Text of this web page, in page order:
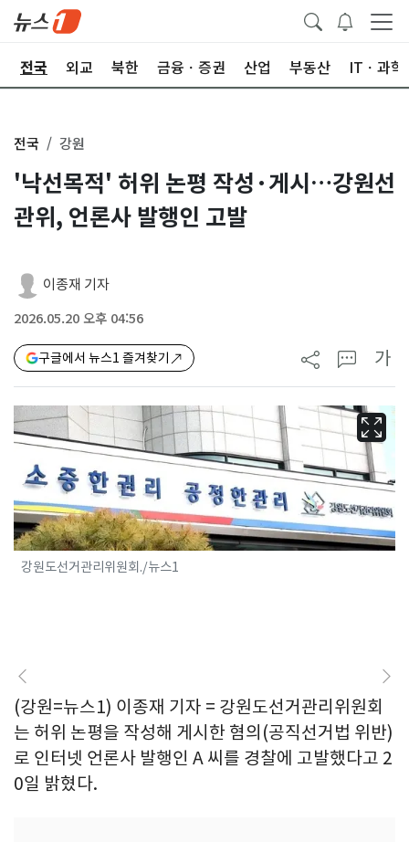
전국 외교 북한 금융ㆍ증권 산업 부동산 ITㆍ과학
전국 강원
'낙선목적' 허위 논평 작성·게시…강원선
관위, 언론사 발행인 고발
이종재 기자
2026.05.20 오후 04:56
구글에서 뉴스1 즐겨찾기 가
강원도선거관리위원회./뉴스1
(강원=뉴스1) 이종재 기자 = 강원도선거관리위원회
는 허위 논평을 작성해 게시한 혐의(공직선거법 위반)
로 인터넷 언론사 발행인 A 씨를 경찰에 고발했다고 2
0일 밝혔다.